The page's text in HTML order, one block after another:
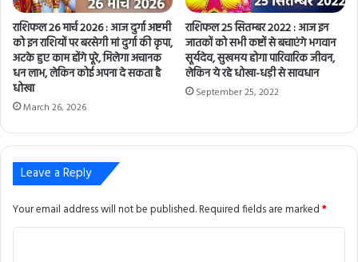
राशिफल 26 मार्च 2026 : आज दुर्गा अष्टमी
को इन राशियों पर बरसेगी मां दुर्गा की कृपा,
अटके हुए काम होंगे पूरे, मिलेगा अचानक
धन लाभ, लेकिन कोई अपना दे सकता है
धोखा
March 26, 2026
राशिफल 25 सितम्बर 2022 : आज इन
जातकों को सभी कष्टों से बचाएंगे भगवान
सूर्यदेव, सुखमय होगा पारिवारिक जीवन,
लेकिन ये रहे धोखा-धड़ी से सावधान
September 25, 2022
Leave a Reply
Your email address will not be published.Required fields are marked*